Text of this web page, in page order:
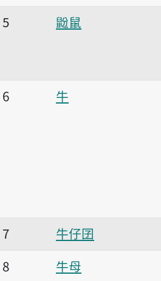
5
鼢鼠
6
牛
7
牛仔囝
8
牛母